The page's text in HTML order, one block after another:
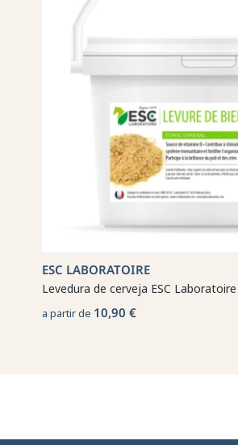
ESC LABORATOIRE
Levedura de cerveja ESC Laboratoire
a partir de 10,90 €